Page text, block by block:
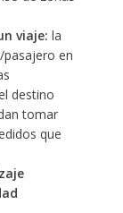
viaje: la
en
destino
tomar
que